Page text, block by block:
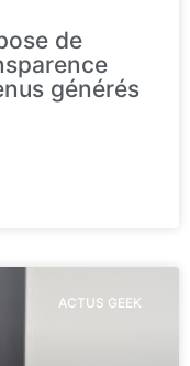
de
générés
ACTUS GEEK